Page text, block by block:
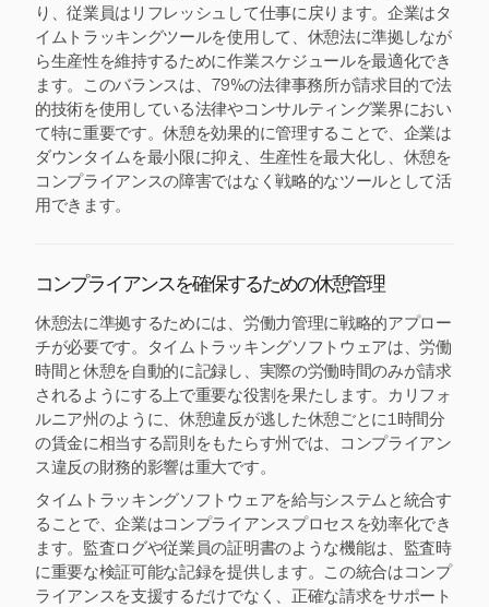
り、従業員はリフレッシュして仕事に戻ります。企業はタ
イムトラッキングツールを使用して、休憩法に準拠しなが
ら生産性を維持するために作業スケジュールを最適化でき
ます。このバランスは、79%の法律事務所が請求目的で法
的技術を使用している法律やコンサルティング業界におい
て特に重要です。休憩を効果的に管理することで、企業は
ダウンタイムを最小限に抑え、生産性を最大化し、休憩を
コンプライアンスの障害ではなく戦略的なツールとして活
用できます。
コンプライアンスを確保するための休憩管理
休憩法に準拠するためには、労働力管理に戦略的アプロー
チが必要です。タイムトラッキングソフトウェアは、労働
時間と休憩を自動的に記録し、実際の労働時間のみが請求
されるようにする上で重要な役割を果たします。カリフォ
ルニア州のように、休憩違反が逃した休憩ごとに1時間分
の賃金に相当する罰則をもたらす州では、コンプライアン
ス違反の財務的影響は重大です。
タイムトラッキングソフトウェアを給与システムと統合す
ることで、企業はコンプライアンスプロセスを効率化でき
ます。監査ログや従業員の証明書のような機能は、監査時
に重要な検証可能な記録を提供します。この統合はコンプ
ライアンスを支援するだけでなく、正確な請求をサポート